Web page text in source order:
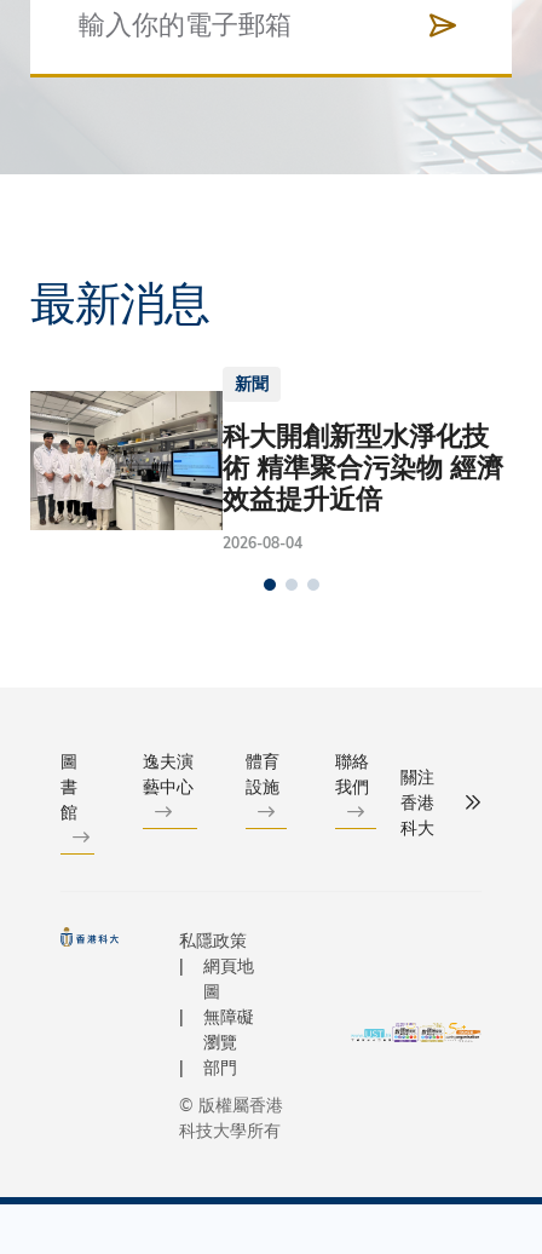
最新消息
新聞
科大開創新型水淨化技
術 精準聚合污染物 經濟
效益提升近倍
2026-08-04
圖
書
館
逸夫演
藝中心
體育
設施
聯絡
我們
關注
香港
科大
私隱政策
網頁地
圖
無障礙
瀏覽
部門
© 版權屬香港
科技大學所有